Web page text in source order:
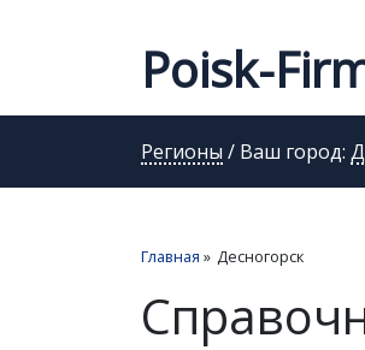
Poisk-
Регионы / Ваш город:
Главная » Десногорск